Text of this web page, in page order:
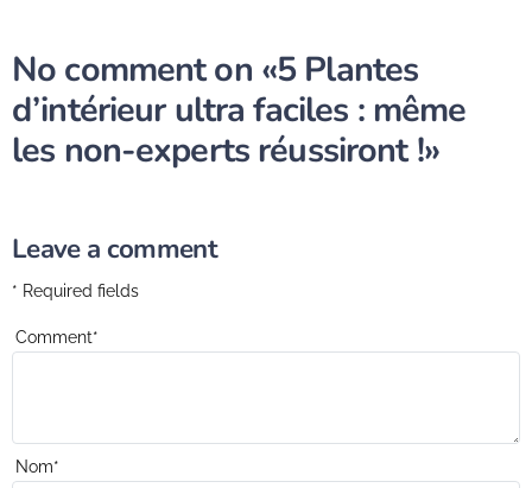
No comment on «5 Plantes
d’intérieur ultra faciles : même
les non-experts réussiront !»
Leave a comment
* Required fields
Comment*
Nom*